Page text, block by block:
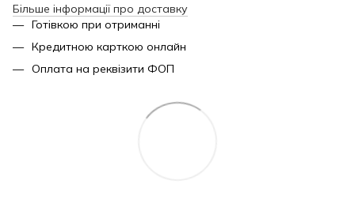
Більше інформації про доставку
Готівкою при отриманні
Кредитною карткою онлайн
Оплата на реквізити ФОП